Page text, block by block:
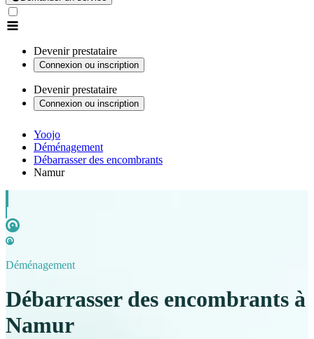
Devenir prestataire
Connexion ou inscription
Devenir prestataire
Connexion ou inscription
Yoojo
Déménagement
Débarrasser des encombrants
Namur
Déménagement
Débarrasser des encombrants à
Namur